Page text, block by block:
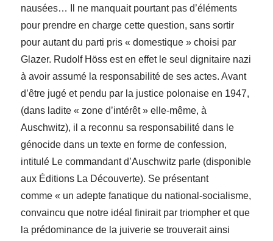
nausées… Il ne manquait pourtant pas d’éléments
pour prendre en charge cette question, sans sortir
pour autant du parti pris « domestique » choisi par
Glazer. Rudolf Höss est en effet le seul dignitaire nazi
à avoir assumé la responsabilité de ses actes. Avant
d’être jugé et pendu par la justice polonaise en 1947,
(dans ladite « zone d’intérêt » elle-même, à
Auschwitz), il a reconnu sa responsabilité dans le
génocide dans un texte en forme de confession,
intitulé Le commandant d’Auschwitz parle (disponible
aux Éditions La Découverte). Se présentant
comme « un adepte fanatique du national-socialisme,
convaincu que notre idéal finirait par triompher et que
la prédominance de la juiverie se trouverait ainsi